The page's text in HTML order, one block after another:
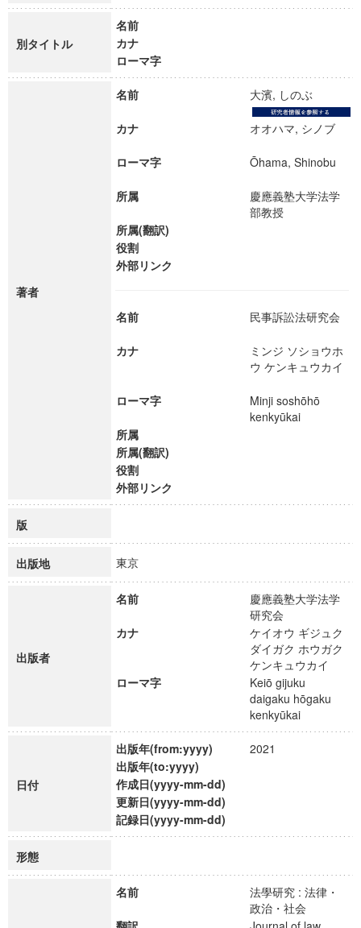
別タイトル
名前
カナ
ローマ字
著者
名前 大濱, しのぶ
カナ オオハマ, シノブ
ローマ字 Ōhama, Shinobu
所属
慶應義塾大学法学
部教授
所属(翻訳)
役割
外部リンク
名前 民事訴訟法研究会
カナ
ミンジ ソショウホ
ウ ケンキュウカイ
ローマ字
Minji soshōhō
kenkyūkai
所属
所属(翻訳)
役割
外部リンク
版
出版地 東京
出版者
名前
慶應義塾大学法学
研究会
カナ
ケイオウ ギジュク
ダイガク ホウガク
ケンキュウカイ
ローマ字
Keiō gijuku
daigaku hōgaku
kenkyūkai
日付
出版年(from:yyyy)
2021
出版年(to:yyyy)
作成日(yyyy-mm-dd)
更新日(yyyy-mm-dd)
記録日(yyyy-mm-dd)
形態
名前
法學研究 : 法律・
政治・社会